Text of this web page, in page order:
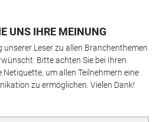
UNS IHRE MEINUNG
unserer Leser zu allen Branchenthemen
Bitte achten Sie bei Ihren
um allen Teilnehmern eine
zu ermöglichen. Vielen Dank!